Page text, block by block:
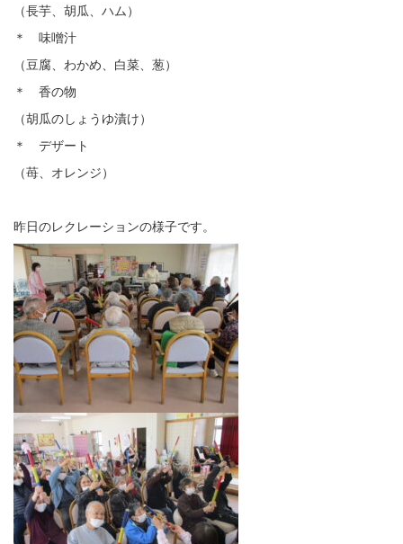
（長芋、胡瓜、ハム）
＊ 味噌汁
（豆腐、わかめ、白菜、葱）
＊ 香の物
（胡瓜のしょうゆ漬け）
＊ デザート
（苺、オレンジ）
昨日のレクレーションの様子です。